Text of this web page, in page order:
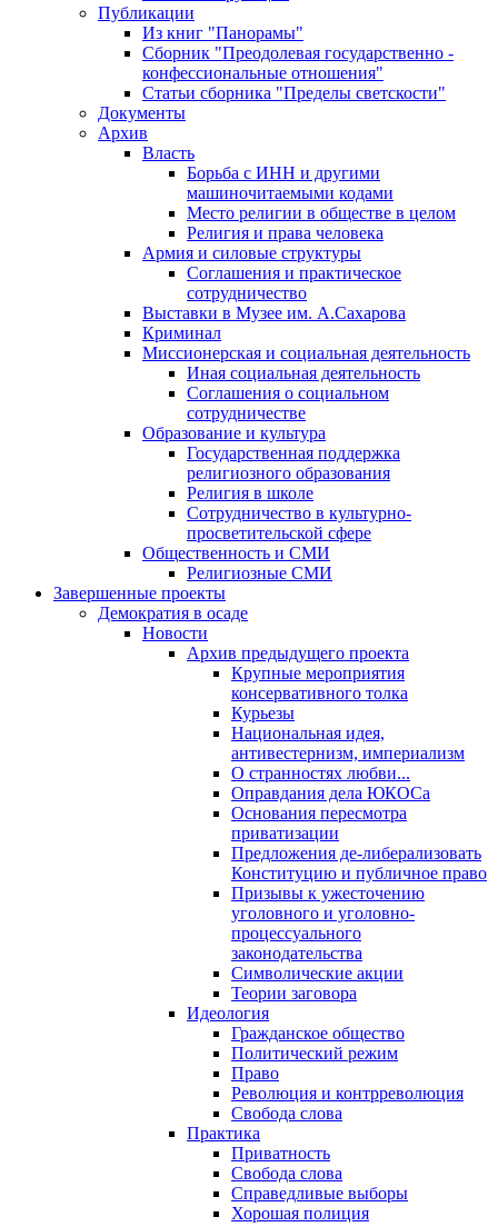
Публикации
Из книг "Панорамы"
Сборник "Преодолевая государственно -
конфессиональные отношения"
Статьи сборника "Пределы светскости"
Документы
Архив
Власть
Борьба с ИНН и другими
машиночитаемыми кодами
Место религии в обществе в целом
Религия и права человека
Армия и силовые структуры
Соглашения и практическое
сотрудничество
Выставки в Музее им. А.Сахарова
Криминал
Миссионерская и социальная деятельность
Иная социальная деятельность
Соглашения о социальном
сотрудничестве
Образование и культура
Государственная поддержка
религиозного образования
Религия в школе
Сотрудничество в культурно-
просветительской сфере
Общественность и СМИ
Религиозные СМИ
Завершенные проекты
Демократия в осаде
Новости
Архив предыдущего проекта
Крупные мероприятия
консервативного толка
Курьезы
Национальная идея,
антивестернизм, империализм
О странностях любви...
Оправдания дела ЮКОСа
Основания пересмотра
приватизации
Предложения де-либерализовать
Конституцию и публичное право
Призывы к ужесточению
уголовного и уголовно-
процессуального
законодательства
Символические акции
Теории заговора
Идеология
Гражданское общество
Политический режим
Право
Революция и контрреволюция
Свобода слова
Практика
Приватность
Свобода слова
Справедливые выборы
Хорошая полиция